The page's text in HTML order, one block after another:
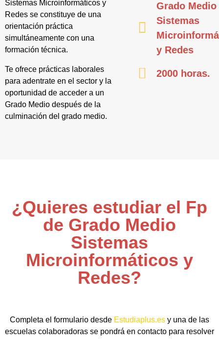
Sistemas Microinformáticos y
Redes se constituye de una
orientación práctica
simultáneamente con una
formación técnica.
Te ofrece prácticas laborales
para adentrate en el sector y la
oportunidad de acceder a un
Grado Medio después de la
culminación del grado medio.
Grado Medio
Sistemas
y Redes
2000 horas.
¿Quieres estudiar el Fp
de Grado Medio
Sistemas
Microinformáticos y
Redes?
Completa el formulario desde Estudiaplus.es y una de las
escuelas colaboradoras se pondrá en contacto para resolver